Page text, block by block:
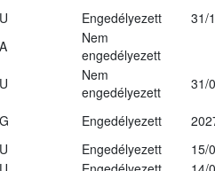
Engedélyezett
31/
Nem
engedélyezett
Nem
engedélyezett
31/
Engedélyezett
Engedélyezett
15/